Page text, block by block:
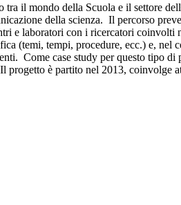
il mondo della Scuola e il settore
della scienza. Il percorso
e laboratori con i ricercatori coinvolti
(temi, tempi, procedure, ecc.) e, nel
Come case study per questo tipo
progetto è partito nel 2013, coinvolge